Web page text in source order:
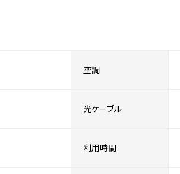
空調
光ケーブル
利用時間